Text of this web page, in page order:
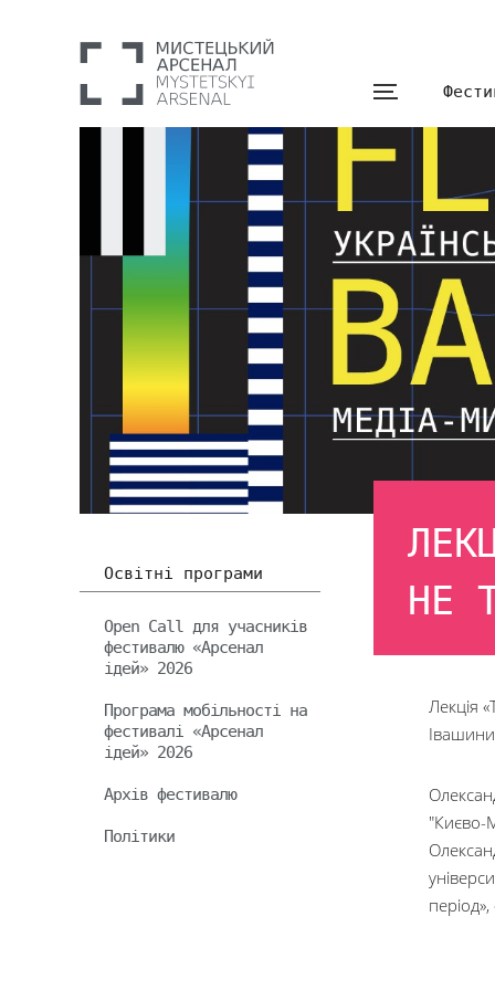
Освітні програми
Open Call для учасників
фестивалю «Арсенал
ідей» 2026
Програма мобільності на
фестивалі «Арсенал
ідей» 2026
Архів фестивалю
Політики
НЕ
Лекція
"Києво-